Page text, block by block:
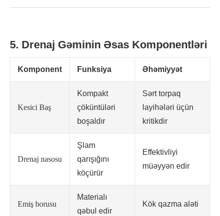
5. Drenaj Gəminin Əsas Komponentləri
Komponent Funksiya Əhəmiyyət
Kesici Baş
Kompakt
çöküntüləri
boşaldır
Sərt torpaq
layihələri üçün
kritikdir
Drenaj nasosu
Şlam
qarışığını
köçürür
Effektivliyi
müəyyən edir
Emiş borusu
Materialı
qəbul edir
Kök qazma aləti